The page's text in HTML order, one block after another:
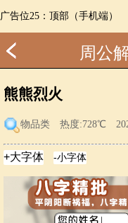
广告位25：顶部（手机端）
周公
熊熊烈火
物品类 热度:728℃